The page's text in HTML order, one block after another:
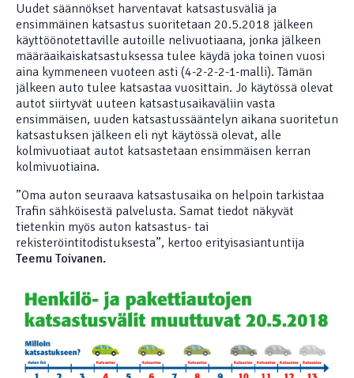
Uudet säännökset harventavat katsastusväliä ja
ensimmäinen katsastus suoritetaan 20.5.2018 jälkeen
käyttöönotettaville autoille nelivuotiaana, jonka jälkeen
määräaikaiskatsastuksessa tulee käydä joka toinen vuosi
aina kymmeneen vuoteen asti (4-2-2-2-1-malli). Tämän
jälkeen auto tulee katsastaa vuosittain. Jo käytössä olevat
autot siirtyvät uuteen katsastusaikaväliin vasta
ensimmäisen, uuden katsastussääntelyn aikana suoritetun
katsastuksen jälkeen eli nyt käytössä olevat, alle
kolmivuotiaat autot katsastetaan ensimmäisen kerran
kolmivuotiaina.
”Oma auton seuraava katsastusaika on helpoin tarkistaa
Trafin sähköisestä palvelusta. Samat tiedot näkyvät
tietenkin myös auton katsastus- tai
rekisteröintitodistuksesta”, kertoo erityisasiantuntija
Teemu Toivanen.